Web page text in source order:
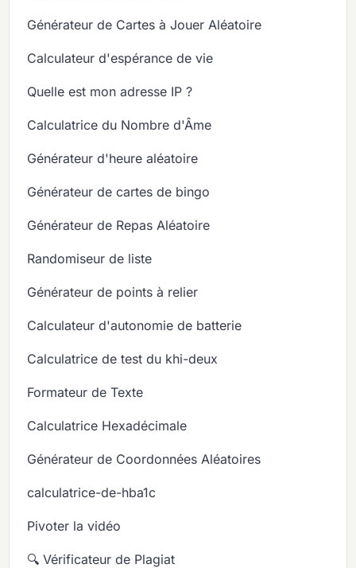
Générateur de Cartes à Jouer Aléatoire
Calculateur d'espérance de vie
Quelle est mon adresse IP ?
Calculatrice du Nombre d'Âme
Générateur d'heure aléatoire
Générateur de cartes de bingo
Générateur de Repas Aléatoire
Randomiseur de liste
Générateur de points à relier
Calculateur d'autonomie de batterie
Calculatrice de test du khi-deux
Formateur de Texte
Calculatrice Hexadécimale
Générateur de Coordonnées Aléatoires
calculatrice-de-hba1c
Pivoter la vidéo
🔍 Vérificateur de Plagiat